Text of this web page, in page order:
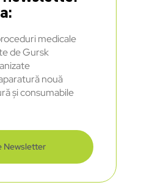
medicale
de Gursk
nouă
și consumabile
Newsletter